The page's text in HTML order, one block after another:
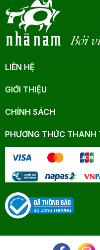
Bởi
LIÊN HỆ
GIỚI THIỆU
CHÍNH SÁCH
PHƯƠNG THỨC THANH